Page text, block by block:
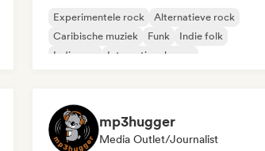
Experimentele rock
Alternatieve rock
Caribische muziek
Funk
Indie folk
Indie pop
Internationale pop
mp3hugger
Media Outlet/Journalist